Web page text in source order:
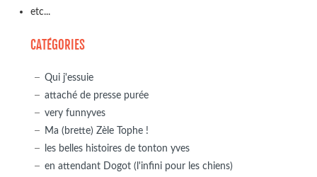
etc...
CATÉGORIES
Qui j'essuie
attaché de presse purée
very funnyves
Ma (brette) Zèle Tophe !
les belles histoires de tonton yves
en attendant Dogot (l'infini pour les chiens)